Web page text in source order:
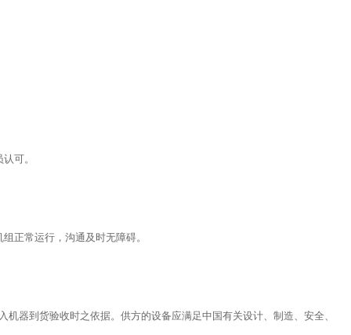
可。
正常运行，沟通及时无障碍。
器到货验收时之依据。供方的设备应满足中国有关设计、制造、安全、